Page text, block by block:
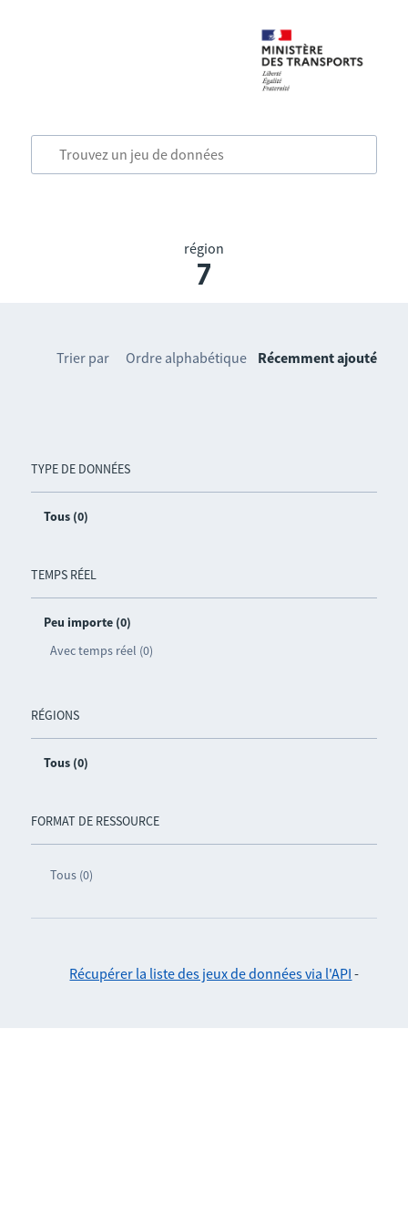
région
7
TYPE DE DONNÉES
Tous (0)
TEMPS RÉEL
Peu importe (0)
Avec temps réel (0)
RÉGIONS
Tous (0)
FORMAT DE RESSOURCE
Tous (0)
Trier par Ordre alphabétique Récemment ajouté
Récupérer la liste des jeux de données via l'API -